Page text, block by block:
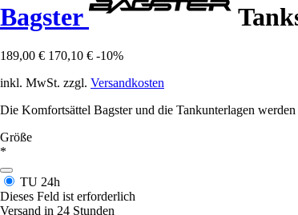
Bagster
189,00 € 170,10 € -10%
inkl. MwSt. zzgl. Versandkosten
Die Komfortsättel Bagster und die Tankunterlagen
Größe
*
TU 24h
Dieses Feld ist erforderlich
Versand in 24 Stunden